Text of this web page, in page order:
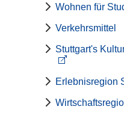
Wohnen für
Verkehrsmittel
Stuttgart's
Erlebnisregion